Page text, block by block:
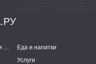
Строительство и ремонт
Еда и напитки
Услуги